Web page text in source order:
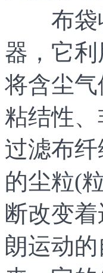
布袋收
器，它
将含尘
粘结性
过滤布
的尘粒(
断改变
朗运动